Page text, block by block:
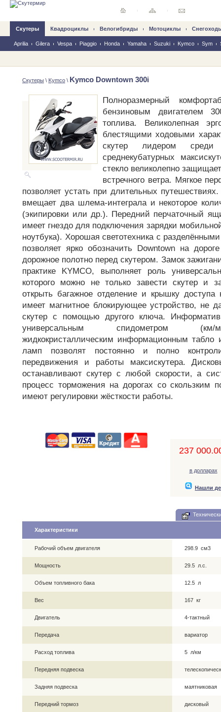
Скутеры
Aprilia Gilera Vespa Piaggio Honda Yamaha Suzuki Kymco Sym
Квадроциклы Велогибриды Mотоциклы
Скутеры \ Kymco \ Kymco Downtown 300i
Полноразмерный
бензиновым двигателем
топлива. Великолепная
блестящими ходовыми
скутер лидером
среднекубатурных
стекло великолепно
встречного ветра. Мягкое
позволяет устать при длительных
вмещает два шлема-интеграла и некоторое
(экипировки или др.). Передний перчаточный
имеет гнездо для подключения зарядки
ноутбука). Хорошая светотехника с
позволяет ярко обозначить Downtown на
дорожное полотно перед скутером. Замок
практике KYMCO, выполняет роль
которого можно не только завести скутер и
открыть багажное отделение и крышку доступа
имеет магнитное блокирующее устройство, не
скутер с помощью другого ключа.
универсальным спидометром (км/
жидкокристаллическим информационным табло
ламп позволят постоянно и полно
передвижения и работы максискутера.
останавливают скутер с любой скорости, а
процесс торможения на дорогах со скользким
имеют регулировки жёсткости работы.
237
в долларах
Нашли
Характеристики
Рабочий объем двигателя 298.9 см3
Мощность 29.5 л.с.
Объем топливного бака 12.5 л
Вес 167 кг
Двигатель 4-тактный
Передача вариатор
Расход топлива 5 л/км
Передняя подвеска
Задняя подвеска маятниковая
Передний тормоз дисковый